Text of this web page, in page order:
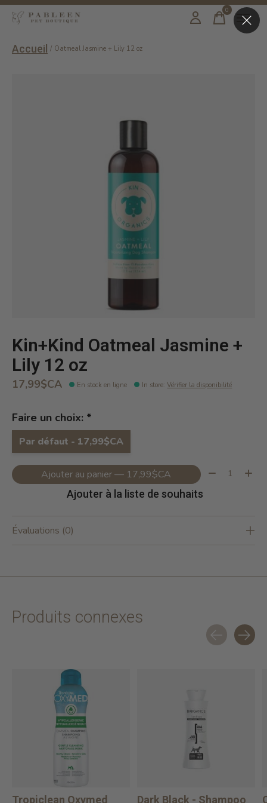
0items
Accueil / Oatmeal Jasmine + Lily 12 oz
Kin+Kind Oatmeal Jasmine +
Lily 12 oz
17,99$CA En stock en ligne In store:Vérifier la disponibilité
Faire un choix: *
Par défaut - 17,99$CA
Ajouter au panier — 17,99$CA Quantité:
Ajouter à la liste de souhaits
Évaluations (0)
Produits connexes
Tropiclean Oxymed
Dark Black - Shampoo